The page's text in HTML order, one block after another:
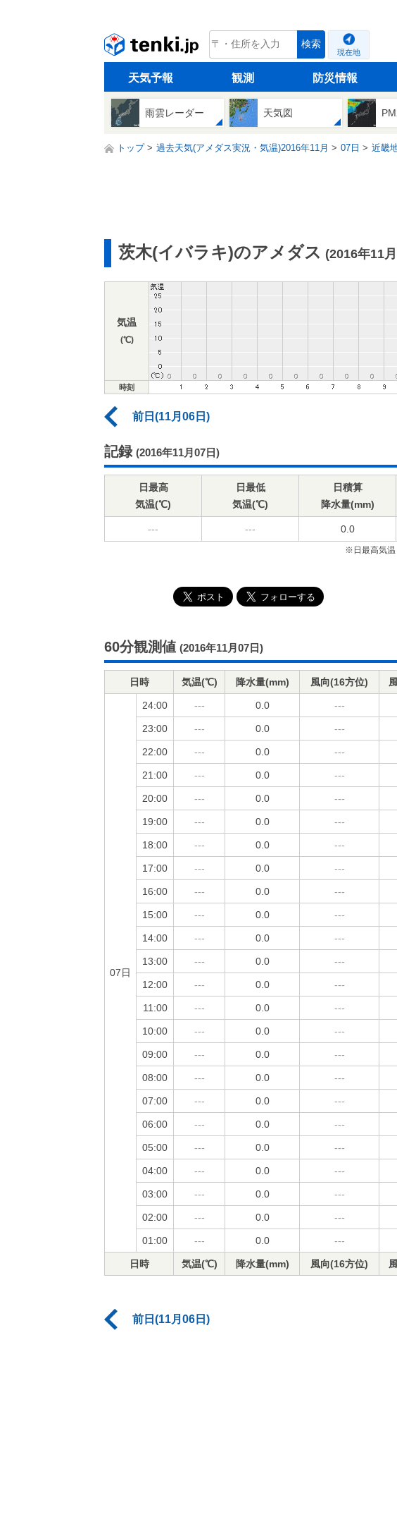
tenki.jp 検索
現在地
天気予報 観測 防災情報
雨雲レーダー 天気図
トップ 過去天気(アメダス実況・気温)2016年11月 07日 近畿
茨木(イバラキ)のアメダス (2016年11
気温
(℃)
時刻
前日(11月06日)
記録 (2016年11月07日)
日最高
気温(℃)
日最低
気温(℃)
日積算
降水量(mm)
--- --- 0.0
※日最高気温
60分観測値 (2016年11月07日)
日時 気温(℃) 降水量(mm) 風向(16方位)
07日
24:00 --- 0.0 ---
23:00 --- 0.0 ---
22:00 --- 0.0 ---
21:00 --- 0.0 ---
20:00 --- 0.0 ---
19:00 --- 0.0 ---
18:00 --- 0.0 ---
17:00 --- 0.0 ---
16:00 --- 0.0 ---
15:00 --- 0.0 ---
14:00 --- 0.0 ---
13:00 --- 0.0 ---
12:00 --- 0.0 ---
11:00 --- 0.0 ---
10:00 --- 0.0 ---
09:00 --- 0.0 ---
08:00 --- 0.0 ---
07:00 --- 0.0 ---
06:00 --- 0.0 ---
05:00 --- 0.0 ---
04:00 --- 0.0 ---
03:00 --- 0.0 ---
02:00 --- 0.0 ---
01:00 --- 0.0 ---
日時 気温(℃) 降水量(mm) 風向(16方位)
前日(11月06日)